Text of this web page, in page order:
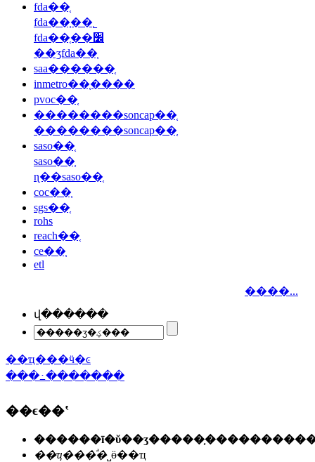
fda��֤
fda��֤��˾
fda��֤��׼
��ʒfda��֤
saa������֤
inmetro��֤����
pvoc��֤
��������soncap��֤
��������soncap��֤
saso��֤
saso��֤
ɳ��saso��֤
coc��֤
sgs��֤
rohs
reach��֤
ce��֤
etl
����...
վ������
��ҵ���ӵ�ͼ
���߸�������
��ϵ��ʽ
��ҵ���ͣ�˽ӫ��ҵ